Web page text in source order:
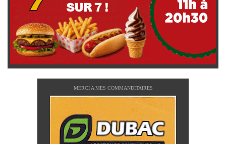
MERCI A MES COMMANDITAIRES